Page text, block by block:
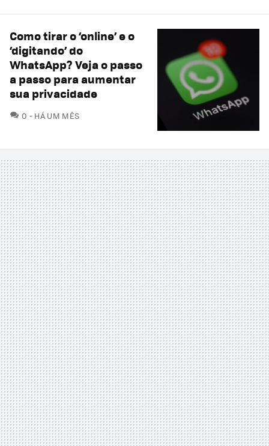
Como tirar o ‘online’ e o
‘digitando’ do
WhatsApp? Veja o passo
a passo para aumentar
sua privacidade
0 COMENTÁRIOS
HÁ UM MÊS